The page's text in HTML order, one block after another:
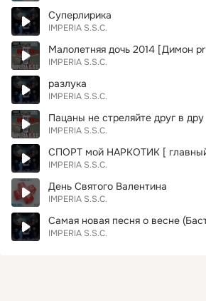
Суперлирика
IMPERIA S.S.C.
Малолетняя дочь 2014 [Димон pr
IMPERIA S.S.C.
разлука
IMPERIA S.S.C.
Пацаны не стреляйте друг в дру
IMPERIA S.S.C.
IMPERIA S.S.C.
День Святого Валентина
IMPERIA S.S.C.
IMPERIA S.S.C.